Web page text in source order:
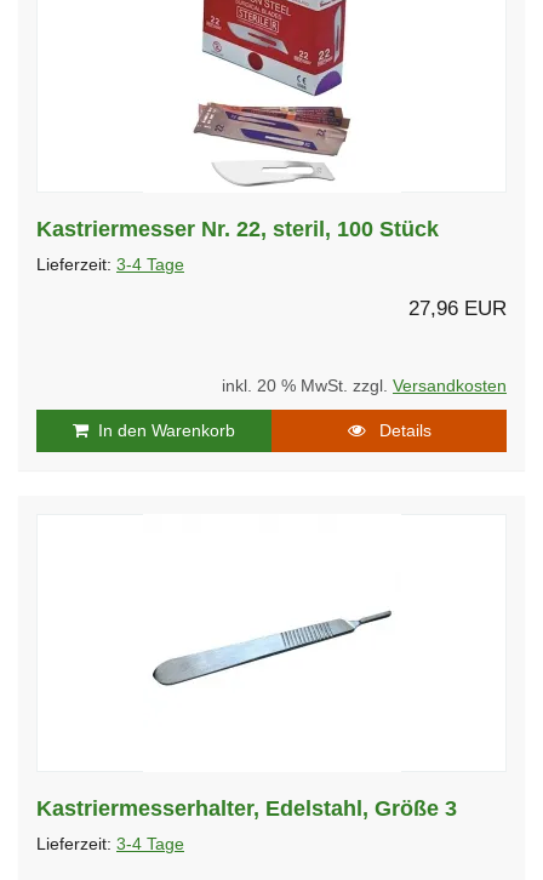
Kastriermesser Nr. 22, steril, 100 Stück
Lieferzeit: 3-4 Tage
27,96 EUR
inkl. 20 % MwSt. zzgl. Versandkosten
In den Warenkorb Details
Kastriermesserhalter, Edelstahl, Größe 3
Lieferzeit: 3-4 Tage